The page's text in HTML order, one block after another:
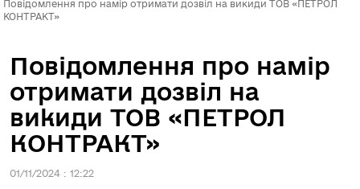
Повідомлення про намір отримати дозвіл на викиди ТОВ «ПЕТРОЛ
КОНТРАКТ»
Повідомлення про намір
отримати дозвіл на
викиди ТОВ «ПЕТРОЛ
КОНТРАКТ»
01/11/2024 : 12:22